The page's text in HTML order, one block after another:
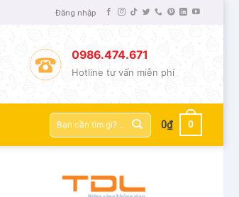
Đăng nhập
0986.474.671
Hotline tư vấn miễn phí
Tìm
kiếm:
0₫ 0